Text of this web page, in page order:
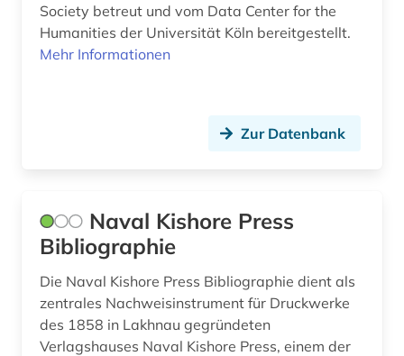
Society betreut und vom Data Center for the
Humanities der Universität Köln bereitgestellt.
Mehr Informationen
Zur Datenbank
Naval Kishore Press
Bibliographie
Die Naval Kishore Press Bibliographie dient als
zentrales Nachweisinstrument für Druckwerke
des 1858 in Lakhnau gegründeten
Verlagshauses Naval Kishore Press, einem der